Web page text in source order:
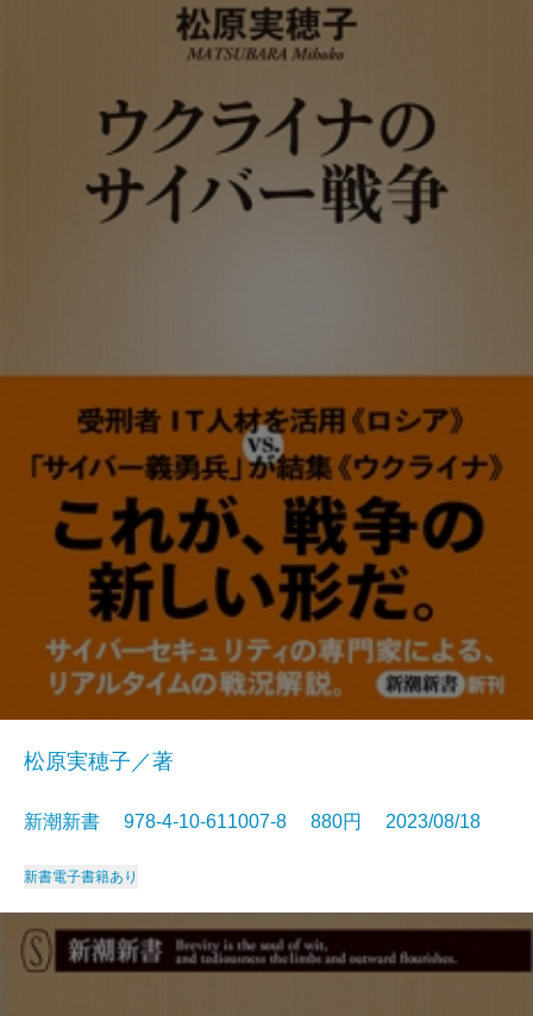
松原実穂子／著
新潮新書 978-4-10-611007-8 880円 2023/08/18
新書電子書籍あり